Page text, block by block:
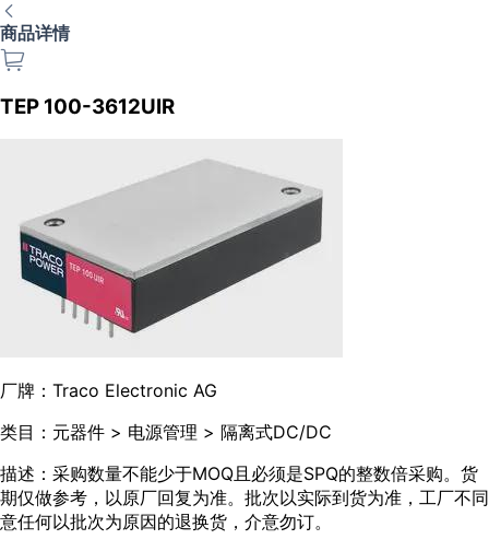
商品详情
TEP 100-3612UIR
厂牌： Traco Electronic AG
类目： 元器件 > 电源管理 > 隔离式DC/DC
描述： 采购数量不能少于MOQ且必须是SPQ的整数倍采购。货
期仅做参考，以原厂回复为准。批次以实际到货为准，工厂不同
意任何以批次为原因的退换货，介意勿订。